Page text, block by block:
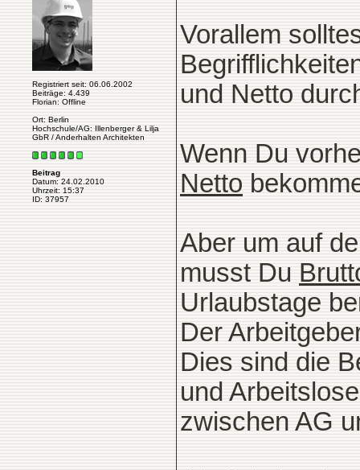
Registriert seit: 06.06.2002
Beiträge: 4.439
Florian: Offline
Ort: Berlin
Hochschule/AG: Illenberger & Lilja
GbR / Anderhalten Architekten
Beitrag
Datum: 24.02.2010
Uhrzeit: 15:37
ID: 37957
Vorallem
und Netto
Wenn Du
Netto
Aber um auf
musst Du
Urlaubstage
Der
Dies sind die
und
zwischen AG